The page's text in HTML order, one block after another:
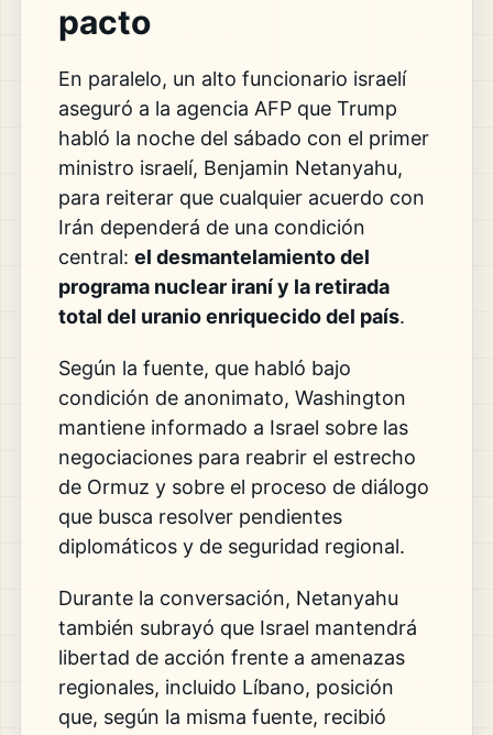
pacto
En paralelo, un alto funcionario israelí
aseguró a la agencia AFP que Trump
habló la noche del sábado con el primer
ministro israelí, Benjamin Netanyahu,
para reiterar que cualquier acuerdo con
Irán dependerá de una condición
central: el desmantelamiento del
programa nuclear iraní y la retirada
total del uranio enriquecido del país.
Según la fuente, que habló bajo
condición de anonimato, Washington
mantiene informado a Israel sobre las
negociaciones para reabrir el estrecho
de Ormuz y sobre el proceso de diálogo
que busca resolver pendientes
diplomáticos y de seguridad regional.
Durante la conversación, Netanyahu
también subrayó que Israel mantendrá
libertad de acción frente a amenazas
regionales, incluido Líbano, posición
que, según la misma fuente, recibió